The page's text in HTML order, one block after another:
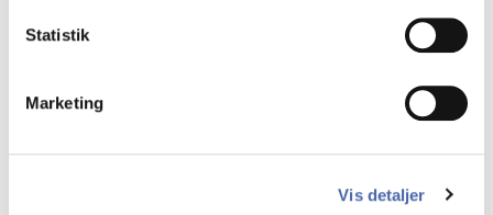
Statistik
Marketing
Vis detaljer
forfølge i den nærmeste fremtid. Eksterne
for teaching portfolio
. Interne ansøgere
skal bruge CBS Teaching Portfolio-formatet,
som er tilgængeligt påwww.share.cbs.dk.